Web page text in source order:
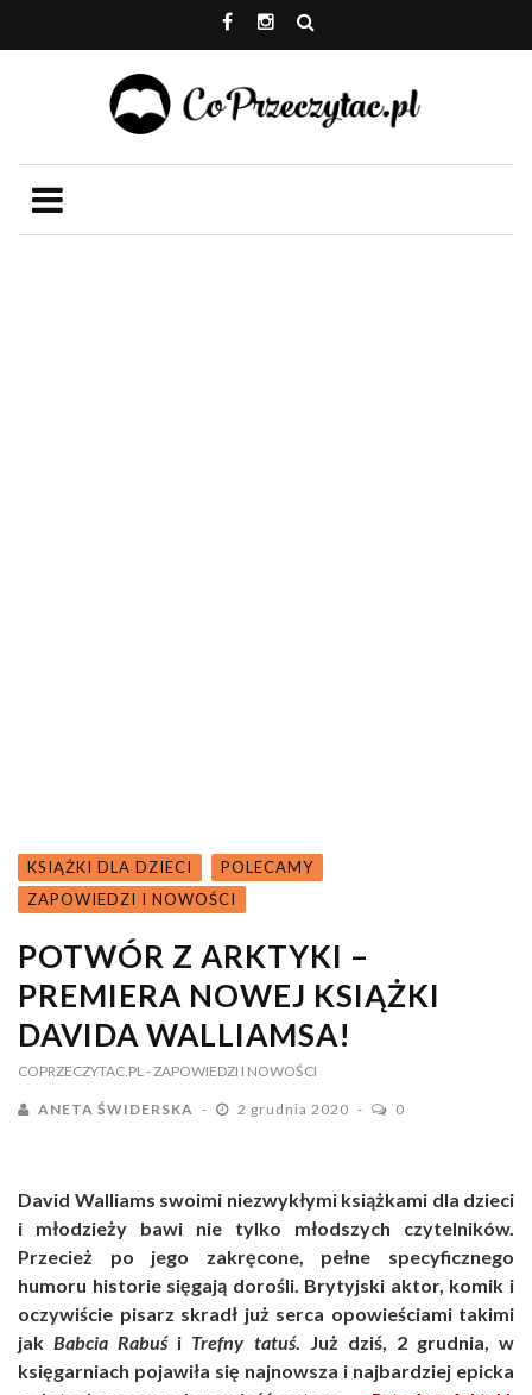
KSIĄŻKI DLA DZIECI
POLECAMY
ZAPOWIEDZI I NOWOŚCI
POTWÓR Z ARKTYKI –
PREMIERA NOWEJ KSIĄŻKI
DAVIDA WALLIAMSA!
COPRZECZYTAC.PL - ZAPOWIEDZI I NOWOŚCI
ANETA ŚWIDERSKA 2 grudnia 2020 0
David Walliams swoimi niezwykłymi książkami dla dzieci
i młodzieży bawi nie tylko młodszych czytelników.
Przecież po jego zakręcone, pełne specyficznego
humoru historie sięgają dorośli. Brytyjski aktor, komik i
oczywiście pisarz skradł już serca opowieściami takimi
jakBabcia Rabuśi Trefny tatuś. Już dziś, 2 grudnia, w
księgarniach pojawiła się najnowsza i najbardziej epicka